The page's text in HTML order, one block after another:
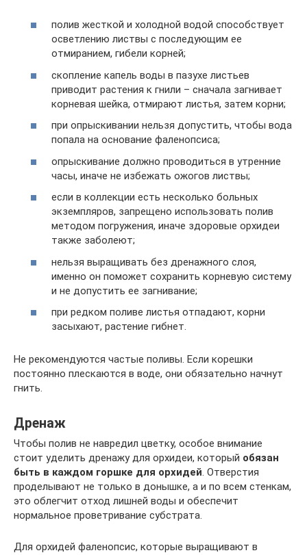
полив жесткой и холодной водой способствует
осветлению листвы с последующим ее
отмиранием, гибели корней;
скопление капель воды в пазухе листьев
приводит растения к гнили – сначала загнивает
корневая шейка, отмирают листья, затем корни;
при опрыскивании нельзя допустить, чтобы вода
попала на основание фаленопсиса;
опрыскивание должно проводиться в утренние
часы, иначе не избежать ожогов листвы;
если в коллекции есть несколько больных
экземпляров, запрещено использовать полив
методом погружения, иначе здоровые орхидеи
также заболеют;
нельзя выращивать без дренажного слоя,
именно он поможет сохранить корневую систему
и не допустить ее загнивание;
при редком поливе листья отпадают, корни
засыхают, растение гибнет.
Не рекомендуются частые поливы. Если корешки
постоянно плескаются в воде, они обязательно начнут
гнить.
Дренаж
Чтобы полив не навредил цветку, особое внимание
стоит уделить дренажу для орхидеи, который обязан
быть в каждом горшке для орхидей. Отверстия
проделывают не только в донышке, а и по всем стенкам,
это облегчит отход лишней воды и обеспечит
нормальное проветривание субстрата.
Для орхидей фаленопсис, которые выращивают в